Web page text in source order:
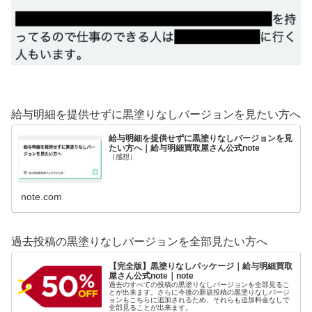
給与明細を提供せずに黒塗りなしバージョンを見たい方へ
給与明細を提供せずに黒塗りなしバージョンを見
たい方へ｜給与明細買取屋さん公式note
（感想）
note.com
過去投稿の黒塗りなしバージョンを全部見たい方へ
【完全版】黒塗りなしパッケージ｜給与明細買取
屋さん公式note｜note
過去のすべての投稿の黒塗りなしバージョンを全部見るこ
とが出来ます。さらに今後の新規投稿の黒塗りなしバージ
ョンもこちらに追加されるため、それらも追加料金なしで
全部見ることが出来ます。